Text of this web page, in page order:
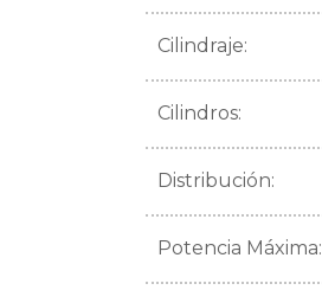
Cilindraje:
Cilindros:
Distribución:
Potencia Máxima: